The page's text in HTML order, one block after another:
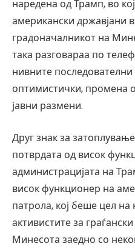
наредена од Трамп, во
американски државјани
градоначалникот на
така разговараа по
нивните
оптимистички, промена
јавни размени.
Друг знак за
потврдата од висок
администрацијата на
висок функционер на
патрола, кој беше цел
активистите за
Минесота заедно со